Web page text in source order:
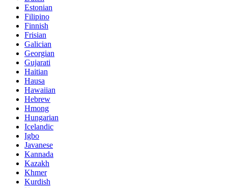
Estonian
Filipino
Finnish
Frisian
Galician
Georgian
Gujarati
Haitian
Hausa
Hawaiian
Hebrew
Hmong
Hungarian
Icelandic
Igbo
Javanese
Kannada
Kazakh
Khmer
Kurdish